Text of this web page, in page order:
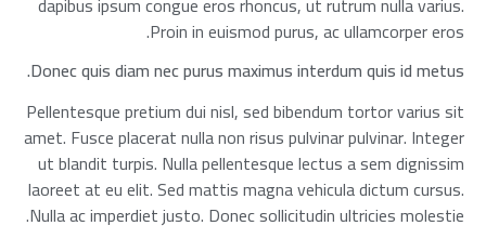
Proin in euismod purus, ac ullamcorper eros.
Donec quis diam nec purus maximus interdum quis id metus.
Pellentesque pretium dui nisl, sed bibendum tortor varius sit
amet. Fusce placerat nulla non risus pulvinar pulvinar. Integer
ut blandit turpis. Nulla pellentesque lectus a sem dignissim
laoreet at eu elit. Sed mattis magna vehicula dictum cursus.
Nulla ac imperdiet justo. Donec sollicitudin ultricies molestie.